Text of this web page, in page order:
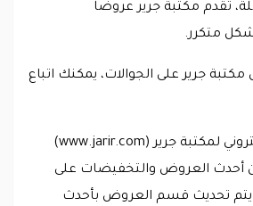
تقدم مكتبة جرير عروضًا
متكرر.
جرير على الجوالات، يمكنك اتباع
تفقد الموقع الإلكتروني لمكتبة جرير (www.jarir.com)
أحدث العروض والتخفيضات على
يتم تحديث قسم العروض بأحدث